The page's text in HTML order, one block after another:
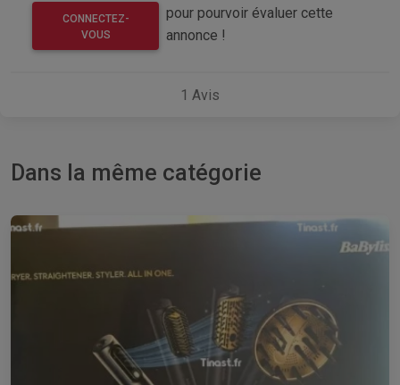
CONNECTEZ-
VOUS
pour pourvoir évaluer cette
annonce !
1 Avis
Dans la même catégorie